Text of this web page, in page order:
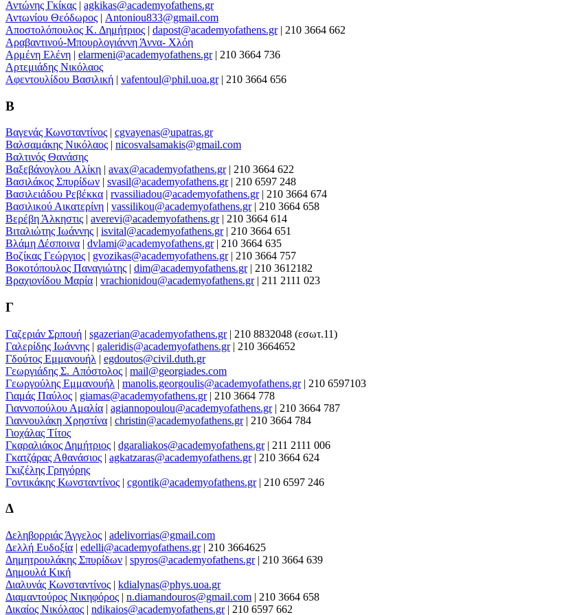
Αντώνης Γκίκας | agkikas@academyofathens.gr
Αντωνίου Θεόδωρος | Antoniou833@gmail.com
Αποστολόπουλος Κ. Δημήτριος | dapost@academyofathens.gr | 210 3664 662
Αραβαντινού-Μπουρλογιάννη Άννα- Χλόη
Αρμένη Ελένη | elarmeni@academyofathens.gr | 210 3664 736
Αρτεμιάδης Nικόλαος
Αφεντουλίδου Βασιλική | vafentoul@phil.uoa.gr | 210 3664 656
Β
Βαγενάς Κωνσταντίνος | cgvayenas@upatras.gr
Βαλσαμάκης Νικόλαος | nicosvalsamakis@gmail.com
Βαλτινός Θανάσης
Βαξεβάνογλου Aλίκη | avax@academyofathens.gr | 210 3664 622
Βασιλάκος Σπυρίδων | svasil@academyofathens.gr | 210 6597 248
Βασιλειάδου Ρεβέκκα | rvassiliadou@academyofathens.gr | 210 3664 674
Βασιλικού Αικατερίνη | vassilikou@academyofathens.gr | 210 3664 658
Βερέβη Άλκηστις | averevi@academyofathens.gr | 210 3664 614
Βιταλιώτης Ιωάννης | isvital@academyofathens.gr | 210 3664 651
Βλάμη Δέσποινα | dvlami@academyofathens.gr | 210 3664 635
Βοζίκας Γεώργιος | gvozikas@academyofathens.gr | 210 3664 757
Βοκοτόπουλος Παναγιώτης | dim@academyofathens.gr | 210 3612182
Βραχιονίδου Μαρία | vrachionidou@academyofathens.gr | 211 2111 023
Γ
Γαζεριάν Σρπουή | sgazerian@academyofathens.gr | 210 8832048 (εσωτ.11)
Γαλερίδης Ιωάννης | galeridis@academyofathens.gr | 210 3664652
Γδούτος Εμμανουήλ | egdoutos@civil.duth.gr
Γεωργιάδης Σ. Aπόστολος | mail@georgiades.com
Γεωργούλης Εμμανουήλ | manolis.georgoulis@academyofathens.gr | 210 6597103
Γιαμάς Παύλος | giamas@academyofathens.gr | 210 3664 778
Γιαννοπούλου Αμαλία | agiannopoulou@academyofathens.gr | 210 3664 787
Γιαννουλάκη Χρηστίνα | christin@academyofathens.gr | 210 3664 784
Γιοχάλας Τίτος
Γκαραλιάκος Δημήτριος | dgaraliakos@academyofathens.gr | 211 2111 006
Γκατζάρας Αθανάσιος | agkatzaras@academyofathens.gr | 210 3664 624
Γκιζέλης Γρηγόρης
Γοντικάκης Κωνσταντίνος | cgontik@academyofathens.gr | 210 6597 246
Δ
Δεληβορριάς Άγγελος | adelivorrias@gmail.com
Δελλή Ευδοξία | edelli@academyofathens.gr | 210 3664625
Δημητρουλάκης Σπυρίδων | spyros@academyofathens.gr | 210 3664 639
Δημουλά Κική
Διαλυνάς Κωνσταντίνος | kdialynas@phys.uoa.gr
Διαμαντούρος Νικηφόρος | n.diamandouros@gmail.com | 210 3664 658
Δικαίος Νικόλαος | ndikaios@academyofathens.gr | 210 6597 662